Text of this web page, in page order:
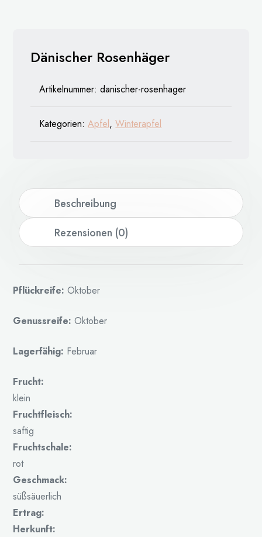
Dänischer Rosenhäger
Artikelnummer:danischer-rosenhager
Kategorien:Apfel,Winterapfel
Beschreibung
Rezensionen (0)
Pflückreife: Oktober
Genussreife: Oktober
Lagerfähig: Februar
Frucht:
klein
Fruchtfleisch:
saftig
Fruchtschale:
rot
Geschmack:
süßsäuerlich
Ertrag:
Herkunft: